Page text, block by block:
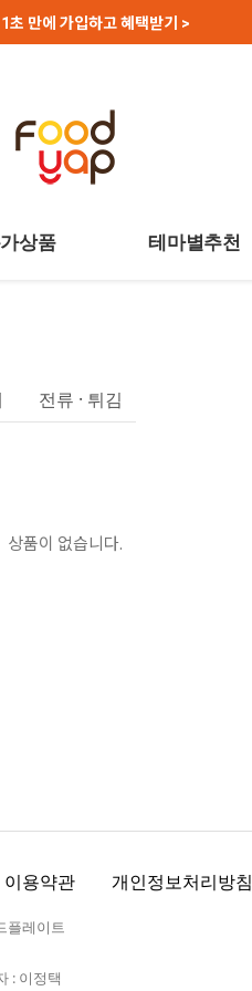
초 만에 가입하고 혜택받기 >
상품 테마별추천
전류 · 튀김
상품이 없습니다.
이용약관 개인정보처리방침
플레이트
: 이정택